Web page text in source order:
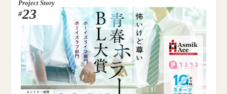
Project Story
#23